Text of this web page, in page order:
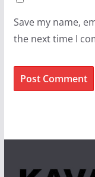
Save my name,
the next time I